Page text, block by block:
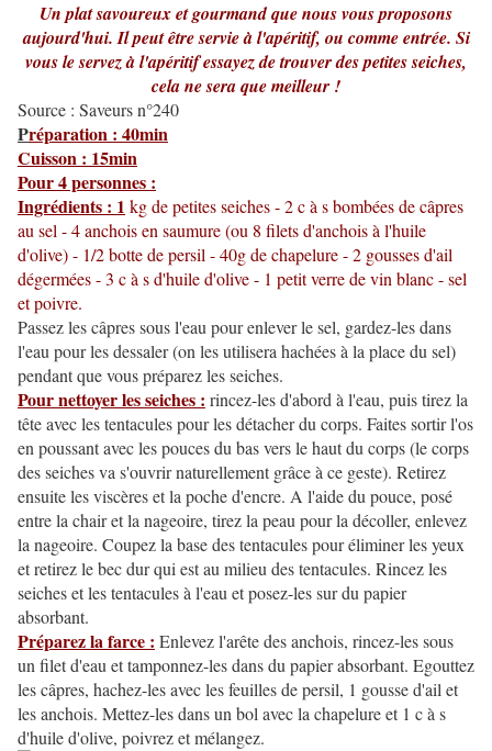
Un plat savoureux et gourmand que nous vous proposons
aujourd'hui. Il peut être servie à l'apéritif, ou comme entrée. Si
vous le servez à l'apéritif essayez de trouver des petites seiches,
cela ne sera que meilleur !
Source : Saveurs n°240
Préparation : 40min
Cuisson : 15min
Pour 4 personnes :
Ingrédients : 1 kg de petites seiches - 2 c à s bombées de câpres
au sel - 4 anchois en saumure (ou 8 filets d'anchois à l'huile
d'olive) - 1/2 botte de persil - 40g de chapelure - 2 gousses d'ail
dégermées - 3 c à s d'huile d'olive - 1 petit verre de vin blanc - sel
et poivre.
Passez les câpres sous l'eau pour enlever le sel, gardez-les dans
l'eau pour les dessaler (on les utilisera hachées à la place du sel)
pendant que vous préparez les seiches.
Pour nettoyer les seiches : rincez-les d'abord à l'eau, puis tirez la
tête avec les tentacules pour les détacher du corps. Faites sortir l'os
en poussant avec les pouces du bas vers le haut du corps (le corps
des seiches va s'ouvrir naturellement grâce à ce geste). Retirez
ensuite les viscères et la poche d'encre. A l'aide du pouce, posé
entre la chair et la nageoire, tirez la peau pour la décoller, enlevez
la nageoire. Coupez la base des tentacules pour éliminer les yeux
et retirez le bec dur qui est au milieu des tentacules. Rincez les
seiches et les tentacules à l'eau et posez-les sur du papier
absorbant.
Préparez la farce : Enlevez l'arête des anchois, rincez-les sous
un filet d'eau et tamponnez-les dans du papier absorbant. Egouttez
les câpres, hachez-les avec les feuilles de persil, 1 gousse d'ail et
les anchois. Mettez-les dans un bol avec la chapelure et 1 c à s
d'huile d'olive, poivrez et mélangez.